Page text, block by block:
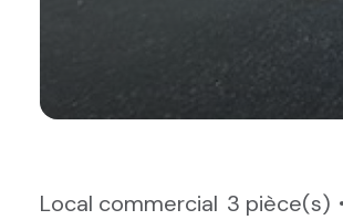
Local commercial 3 pièce(s)